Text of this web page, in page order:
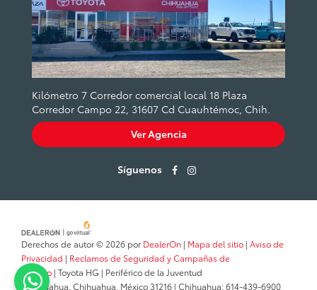
Kilómetro 7 Corredor comercial local 18 Plaza
Corredor Campo 22, 31607 Cd Cuauhtémoc, Chih.
Ver Agencia
Síguenos
Derechos de autor © 2026 porDealerOn | Mapa del sitio | Aviso de
Privacidad | Reclamos de Seguridad y Campañas de
Servicio | Toyota HG | Periférico de la Juventud
Chihuahua, Chihuahua, México31216 | Chihuahua:614-439-6900